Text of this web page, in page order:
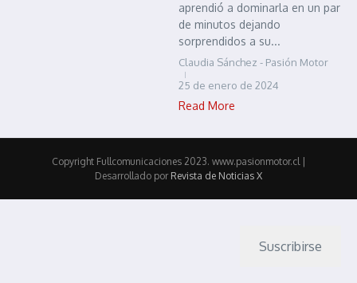
aprendió a dominarla en un par
de minutos dejando
sorprendidos a su...
Claudia Sánchez - Pasión Motor
25 de enero de 2024
Read More
Copyright Fullcomunicaciones 2023. www.pasionmotor.cl |
Desarrollado por Revista de Noticias X
Suscribirse